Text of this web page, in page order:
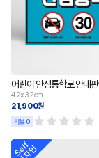
어린이 안심통학로 안내판
42x32cm
21,900원
리뷰 0